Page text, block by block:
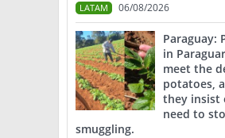
LATAM 06/08/2026
Paraguay:
in
meet the
potatoes,
they insist
need to
smuggling.